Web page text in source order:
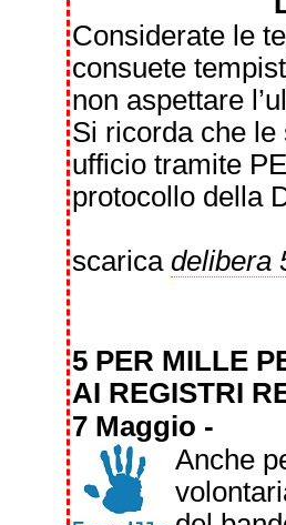
Considerate le
consuete
non aspettare
Si ricorda che
ufficio tramite
protocollo della
scarica delibera
5 PER MILLE
AI REGISTRI
7 Maggio -
Anche